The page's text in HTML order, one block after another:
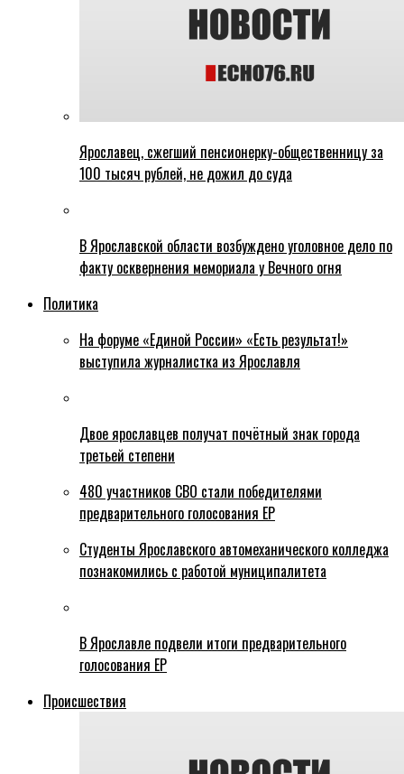
Ярославец, сжегший пенсионерку-общественницу за
100 тысяч рублей, не дожил до суда
В Ярославской области возбуждено уголовное дело по
факту осквернения мемориала у Вечного огня
Политика
На форуме «Единой России» «Есть результат!»
выступила журналистка из Ярославля
Двое ярославцев получат почётный знак города
третьей степени
480 участников СВО стали победителями
предварительного голосования ЕР
Студенты Ярославского автомеханического колледжа
познакомились с работой муниципалитета
В Ярославле подвели итоги предварительного
голосования ЕР
Происшествия